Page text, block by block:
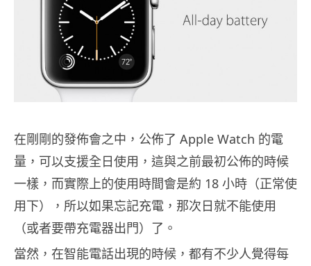
在剛剛的發佈會之中，公佈了 Apple Watch 的電
量，可以支援全日使用，這與之前最初公佈的時候
一樣，而實際上的使用時間會是約 18 小時（正常使
用下），所以如果忘記充電，那次日就不能使用
（或者要帶充電器出門）了。
當然，在智能電話出現的時候，都有不少人覺得每